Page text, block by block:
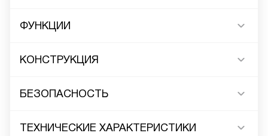
ФУНКЦИИ
КОНСТРУКЦИЯ
БЕЗОПАСНОСТЬ
ТЕХНИЧЕСКИЕ ХАРАКТЕРИСТИКИ